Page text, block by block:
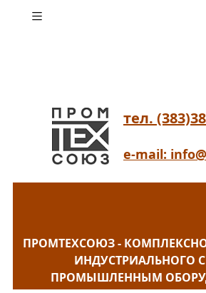
тел.
e-mail:
ПРОМТЕХСОЮЗ -
ИНДУСТРИАЛЬНОГО
ПРОМЫШЛЕННЫМ